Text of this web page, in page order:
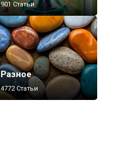
901 Статьи
Разное
4772 Статьи